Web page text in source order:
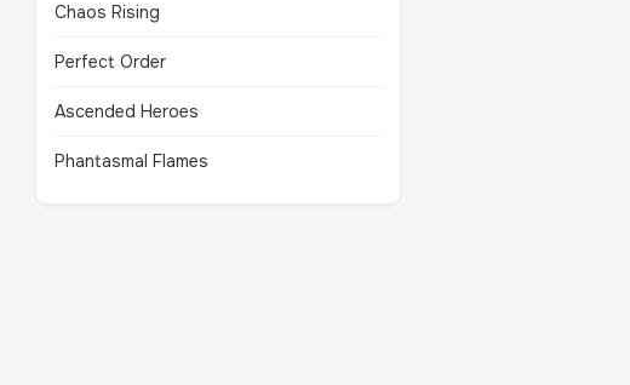
Chaos Rising
Perfect Order
Ascended Heroes
Phantasmal Flames